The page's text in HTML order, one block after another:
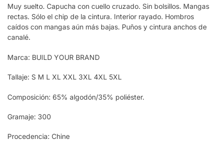
Muy suelto. Capucha con cuello cruzado. Sin bolsillos. Mangas
rectas. Sólo el chip de la cintura. Interior rayado. Hombros
caídos con mangas aún más bajas. Puños y cintura anchos de
canalé.
Marca: BUILD YOUR BRAND
Tallaje: S M L XL XXL 3XL 4XL 5XL
Composición: 65% algodón/35% poliéster.
Gramaje: 300
Procedencia: Chine